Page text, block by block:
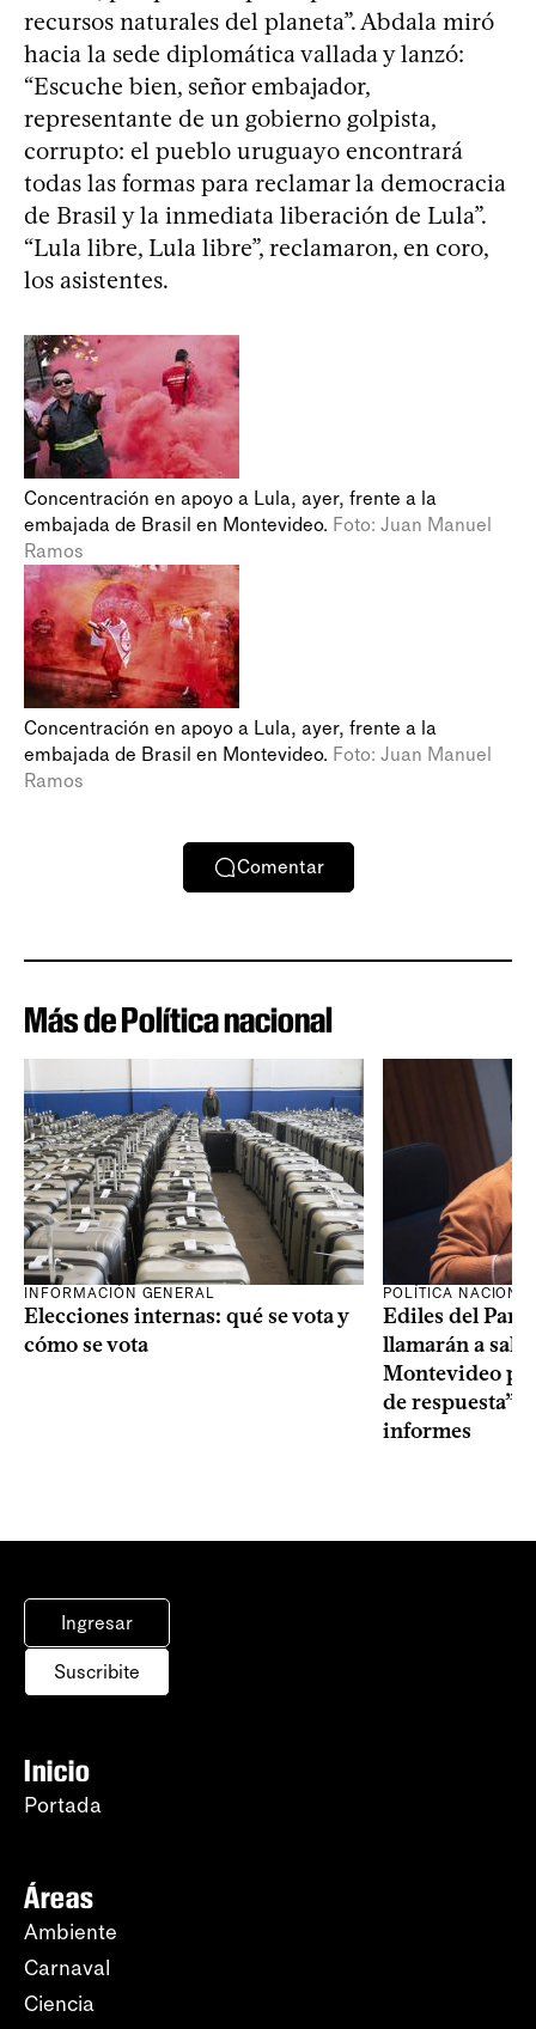
recursos naturales del planeta”. Abdala miró
hacia la sede diplomática vallada y lanzó:
“Escuche bien, señor embajador,
representante de un gobierno golpista,
corrupto: el pueblo uruguayo encontrará
todas las formas para reclamar la democracia
de Brasil y la inmediata liberación de Lula”.
“Lula libre, Lula libre”, reclamaron, en coro,
los asistentes.
Concentración en apoyo a Lula, ayer, frente a la
embajada de Brasil en Montevideo. Foto: Juan Manuel
Ramos
Concentración en apoyo a Lula, ayer, frente a la
embajada de Brasil en Montevideo. Foto: Juan Manuel
Ramos
Comentar
Más de Política nacional
INFORMACIÓN GENERAL
Elecciones internas: qué se vota y
cómo se vota
POLÍTICA
Ediles del
llamarán a sala
Montevideo
de respuesta”
informes
Ingresar
Suscribite
Inicio
Portada
Áreas
Ambiente
Carnaval
Ciencia